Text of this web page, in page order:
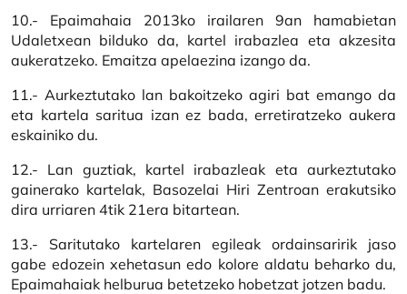
10.- Epaimahaia 2013ko irailaren 9an hamabietan
Udaletxean bilduko da, kartel irabazlea eta akzesita
aukeratzeko. Emaitza apelaezina izango da.
11.- Aurkeztutako lan bakoitzeko agiri bat emango da
eta kartela saritua izan ez bada, erretiratzeko aukera
eskainiko du.
12.- Lan guztiak, kartel irabazleak eta aurkeztutako
gainerako kartelak, Basozelai Hiri Zentroan erakutsiko
dira urriaren 4tik 21era bitartean.
13.- Saritutako kartelaren egileak ordainsaririk jaso
gabe edozein xehetasun edo kolore aldatu beharko du,
Epaimahaiak helburua betetzeko hobetzat jotzen badu.